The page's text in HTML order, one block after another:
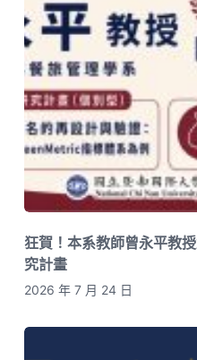
狂賀！本系教師曾永平教
究計畫
2026 年 7 月 24 日